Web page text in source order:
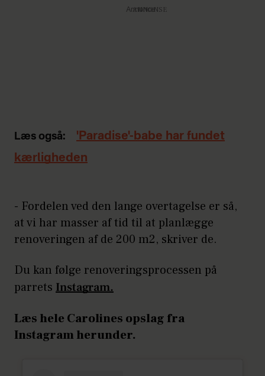
Annonce
Læs også:
'Paradise'-babe har fundet
kærligheden
- Fordelen ved den lange overtagelse er så,
at vi har masser af tid til at planlægge
renoveringen af de 200 m2, skriver de.
Du kan følge renoveringsprocessen på
parrets Instagram.
Læs hele Carolines opslag fra
Instagram herunder.